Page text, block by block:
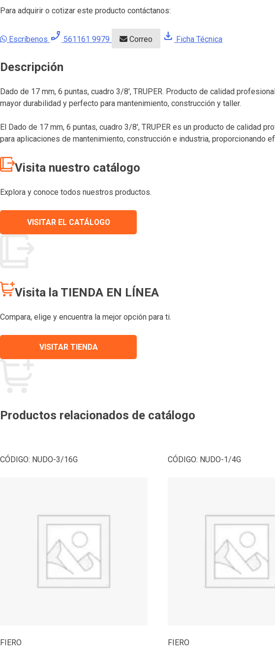
Para adquirir o cotizar este producto contáctanos:
Escríbenos phone_enabled 561161 9979 Correo download Ficha Técnica
Descripción
Dado de 17 mm, 6 puntas, cuadro 3/8′, TRUPER. Producto de calidad
mayor durabilidad y perfecto para mantenimiento, construcción y taller.
El Dado de 17 mm, 6 puntas, cuadro 3/8′, TRUPER es un producto de
para aplicaciones de mantenimiento, construcción e industria, proporcionando
Visita nuestro catálogo
Explora y conoce todos nuestros productos.
VISITAR EL CATÁLOGO
Visita la TIENDA EN LÍNEA
Compara, elige y encuentra la mejor opción para ti.
VISITAR TIENDA
Productos relacionados de catálogo
CÓDIGO: NUDO-3/16G
FIERO
CÓDIGO: NUDO-1/4G
FIERO